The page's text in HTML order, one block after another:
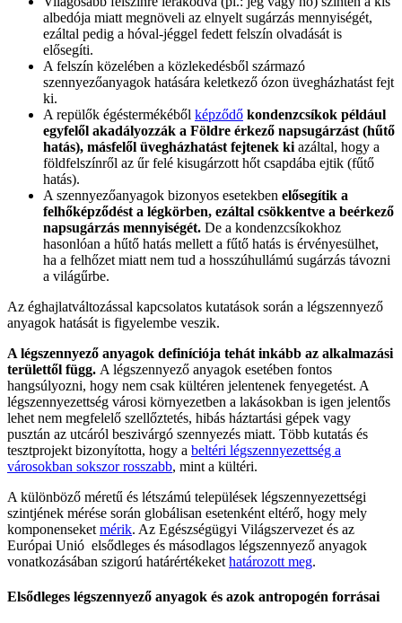
albedója miatt megnöveli az elnyelt sugárzás mennyiségét,
ezáltal pedig a hóval-jéggel fedett felszín olvadását is
elősegíti.
A felszín közelében a közlekedésből származó
szennyezőanyagok hatására keletkező ózon üvegházhatást fejt
ki.
A repülők égéstermékéből képződő kondenzcsíkok például
egyfelől akadályozzák a Földre érkező napsugárzást (hűtő
hatás), másfelől üvegházhatást fejtenek ki azáltal, hogy a
földfelszínről az űr felé kisugárzott hőt csapdába ejtik (fűtő
hatás).
A szennyezőanyagok bizonyos esetekben elősegítik a
felhőképződést a légkörben, ezáltal csökkentve a beérkező
napsugárzás mennyiségét. De a kondenzcsíkokhoz
hasonlóan a hűtő hatás mellett a fűtő hatás is érvényesülhet,
ha a felhőzet miatt nem tud a hosszúhullámú sugárzás távozni
a világűrbe.
Az éghajlatváltozással kapcsolatos kutatások során a légszennyező
anyagok hatását is figyelembe veszik.
A légszennyező anyagok definíciója tehát inkább az alkalmazási
területtől függ. A légszennyező anyagok esetében fontos
hangsúlyozni, hogy nem csak kültéren jelentenek fenyegetést. A
légszennyezettség városi környezetben a lakásokban is igen jelentős
lehet nem megfelelő szellőztetés, hibás háztartási gépek vagy
pusztán az utcáról beszivárgó szennyezés miatt. Több kutatás és
tesztprojekt bizonyította, hogy a beltéri légszennyezettség a
városokban sokszor rosszabb, mint a kültéri.
A különböző méretű és létszámú települések légszennyezettségi
szintjének mérése során globálisan esetenként eltérő, hogy mely
komponenseket mérik. Az Egészségügyi Világszervezet és az
Európai Unió elsődleges és másodlagos légszennyező anyagok
vonatkozásában szigorú határértékeket határozott meg.
Elsődleges légszennyező anyagok és azok antropogén forrásai